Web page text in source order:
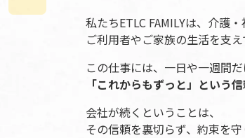
私たちETLC FAMILYは、介護
ご利用者やご家族の生活を支え
この仕事には、一日や一週間だ
「これからもずっと」という
会社が続くということは、
その信頼を裏切らず、約束を守